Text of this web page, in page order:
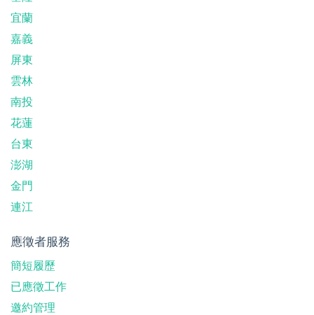
宜蘭
嘉義
屏東
雲林
南投
花蓮
台東
澎湖
金門
連江
應徵者服務
簡短履歷
已應徵工作
邀約管理